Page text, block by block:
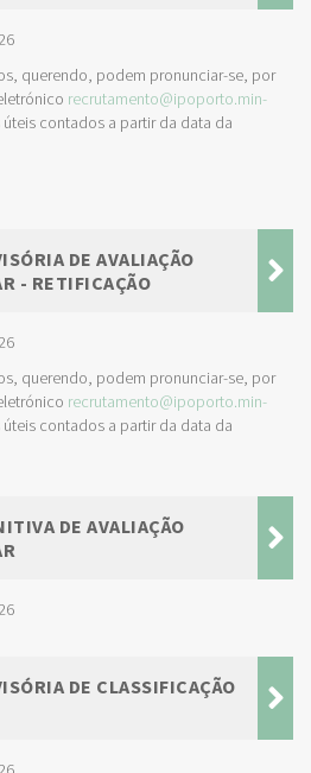
querendo, podem pronunciar-se, por
recrutamento@ipoporto.min-
úteis contados a partir da data da
DE AVALIAÇÃO
- RETIFICAÇÃO
querendo, podem pronunciar-se, por
recrutamento@ipoporto.min-
úteis contados a partir da data da
DE AVALIAÇÃO
DE CLASSIFICAÇÃO